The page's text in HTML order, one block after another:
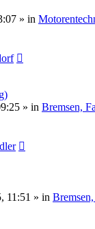
» in
» in Bremsen,
11:51 » in